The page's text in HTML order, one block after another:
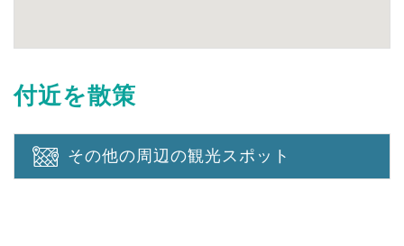
付近を散策
その他の周辺の観光スポット